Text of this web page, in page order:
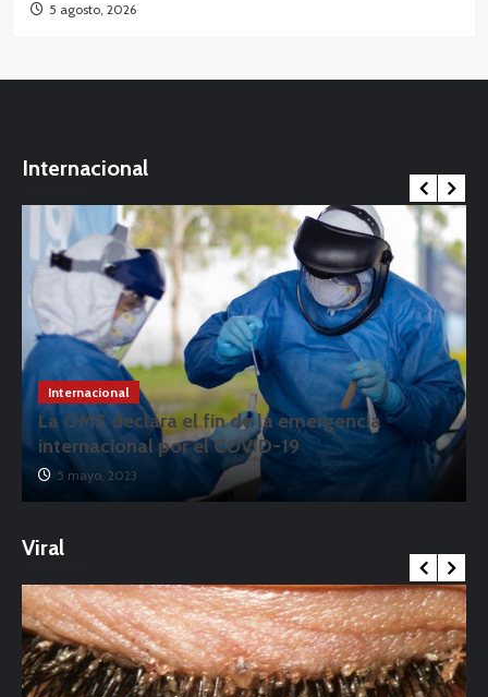
5 agosto, 2026
Internacional
Internacional
La OMS declara el fin de la emergencia
internacional por el COVID-19
5 mayo, 2023
Viral